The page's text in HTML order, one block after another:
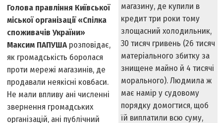
магазину, де купили в
кредит три роки тому
злощасний холодильник,
30 тисяч гривень (26 тисяч
мате­ріального збитку за
знищене майно й 4 тисячі
морального). Людмила ж
має намір у судовому
порядку домогтися, щоб
їй виплатили всю суму,
Голова правління Київської
міської організації «Спілка
споживачів України»
Максим ПАПУШАрозповідає,
як громадськість боролася
проти мережі магазинів, де
продавали неякісні ковбаси.
Не мали впливу ані численні
звернення громадських
організацій, ані публічний